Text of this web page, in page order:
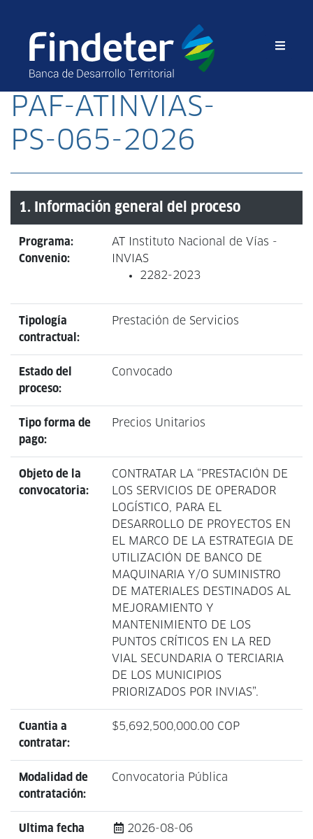
PAF-ATINVIAS-
PS-065-2026
1. Información general del proceso
Programa:
Convenio:
AT Instituto Nacional de Vías -
INVIAS
2282-2023
Tipología
contractual:
Prestación de Servicios
Estado del
proceso:
Convocado
Tipo forma de
pago:
Precios Unitarios
Objeto de la
convocatoria:
CONTRATAR LA “PRESTACIÓN DE
LOS SERVICIOS DE OPERADOR
LOGÍSTICO, PARA EL
DESARROLLO DE PROYECTOS EN
EL MARCO DE LA ESTRATEGIA DE
UTILIZACIÓN DE BANCO DE
MAQUINARIA Y/O SUMINISTRO
DE MATERIALES DESTINADOS AL
MEJORAMIENTO Y
MANTENIMIENTO DE LOS
PUNTOS CRÍTICOS EN LA RED
VIAL SECUNDARIA O TERCIARIA
DE LOS MUNICIPIOS
PRIORIZADOS POR INVIAS”.
Cuantia a
contratar:
$5,692,500,000.00 COP
Modalidad de
contratación:
Convocatoria Pública
Ultima fecha
2026-08-06